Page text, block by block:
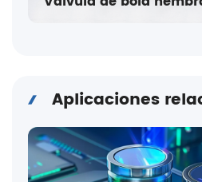
Aplicaciones